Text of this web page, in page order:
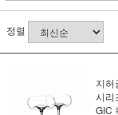
정렬
지허
시리
GIC